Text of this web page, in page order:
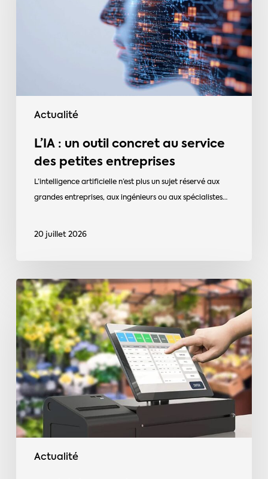
Actualité
L’IA : un outil concret au service
des petites entreprises
L’intelligence artificielle n’est plus un sujet réservé aux
grandes entreprises, aux ingénieurs ou aux spécialistes…
20 juillet 2026
Actualité
Logiciels
de
caisse
:
retour
de
l’auto-
certification